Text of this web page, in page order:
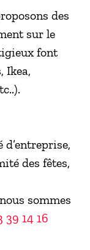
des
sur le
font
Ikea,
des fêtes,
sommes
39 14 16